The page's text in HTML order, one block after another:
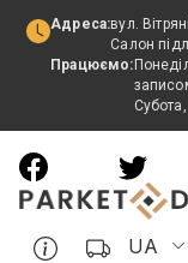
Адреса:вул.
Салон
Працюємо:
UA